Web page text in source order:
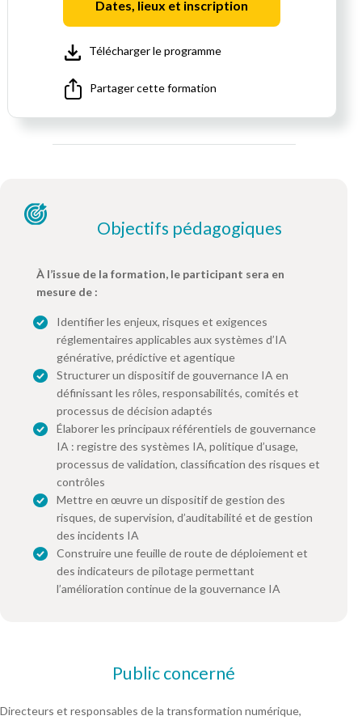
Dates, lieux et inscription
Télécharger le programme
Partager cette formation
Objectifs pédagogiques
À l’issue de la formation, le participant sera en
mesure de :
Identifier les enjeux, risques et exigences
réglementaires applicables aux systèmes d’IA
générative, prédictive et agentique
Structurer un dispositif de gouvernance IA en
définissant les rôles, responsabilités, comités et
processus de décision adaptés
Élaborer les principaux référentiels de gouvernance
IA : registre des systèmes IA, politique d’usage,
processus de validation, classification des risques et
contrôles
Mettre en œuvre un dispositif de gestion des
risques, de supervision, d’auditabilité et de gestion
des incidents IA
Construire une feuille de route de déploiement et
des indicateurs de pilotage permettant
l’amélioration continue de la gouvernance IA
Public concerné
Directeurs et responsables de la transformation numérique,